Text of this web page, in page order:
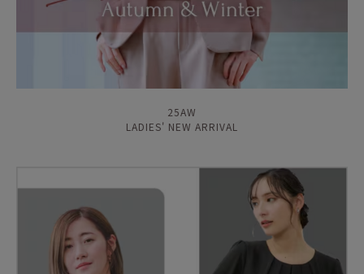
25AW
LADIES' NEW ARRIVAL